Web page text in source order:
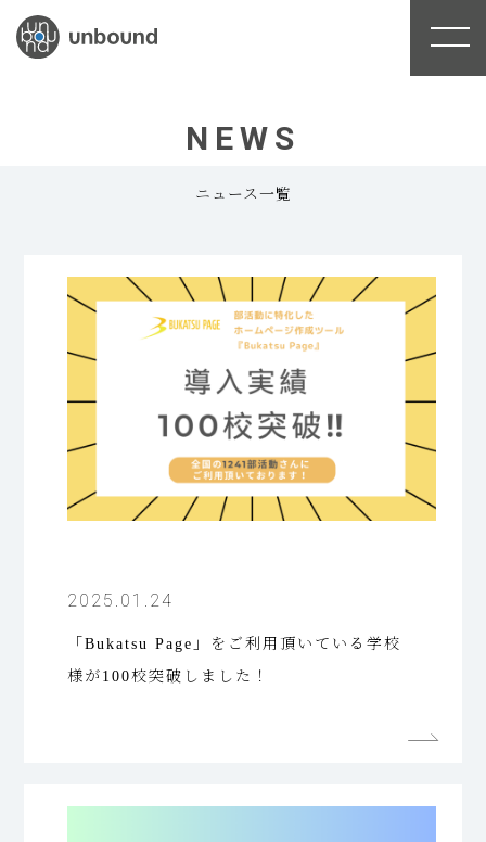
NEWS
ニュース一覧
2025.01.24
「Bukatsu Page」をご利用頂いている学校
様が100校突破しました！